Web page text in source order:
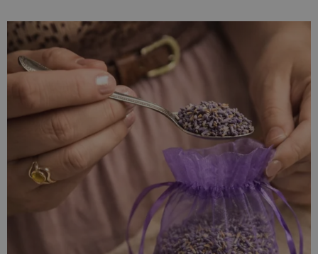
pewne zaciągnięcie.
Ozdobny kołnierz
im elegancji, alekko prześwitująca tkanina
eksponuje zawartość, podkreślając jej kolor i fakturę.
Co się zmieści w woreczku 10 x 13 cm?
około 20 g suszonej lawendy,
mini mydełka, świeczki lub próbki kosmetyków,
biżuteria, np. kolczyki, zawieszki,
minerały lub kamienie ozdobne,
5-7 cukierków typu krówka jako upominek dla gości
weselnych.
Zastosowanie dla biznesu i domu